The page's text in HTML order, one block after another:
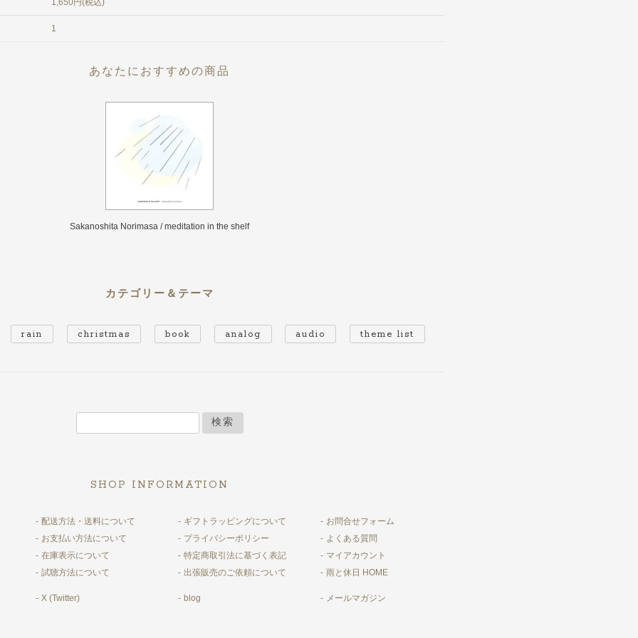
1,650円(税込)
1
あなたにおすすめの商品
Sakanoshita Norimasa / meditation in the shelf
カテゴリー＆テーマ
rain christmas book analog audio theme list
検索
SHOP INFORMATION
配送方法・送料について
お支払い方法について
在庫表示について
試聴方法について
ギフトラッピングについて
プライバシーポリシー
特定商取引法に基づく表記
出張販売のご依頼について
お問合せフォーム
よくある質問
マイアカウント
雨と休日 HOME
X (Twitter) blog メールマガジン